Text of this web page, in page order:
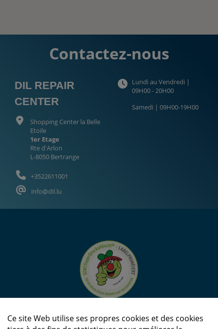
Contactez-nous
DIL REPAIR
CENTER
Shopping Center la Belle
Etoile
1er Etage
Rte d'Arlon
L-8050 Bertrange
+3522611001
info@dil.lu
Lundi au Vendredi |
09H00 - 20H00
Samedi | 09H00-19H00
Ce site Web utilise ses propres cookies et des cookies